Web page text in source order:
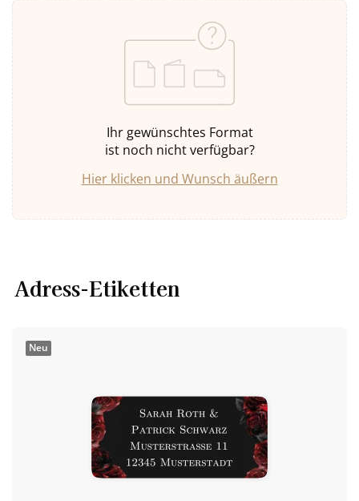
Ihr gewünschtes Format
ist noch nicht verfügbar?
Hier klicken und Wunsch äußern
Adress-Etiketten
Neu